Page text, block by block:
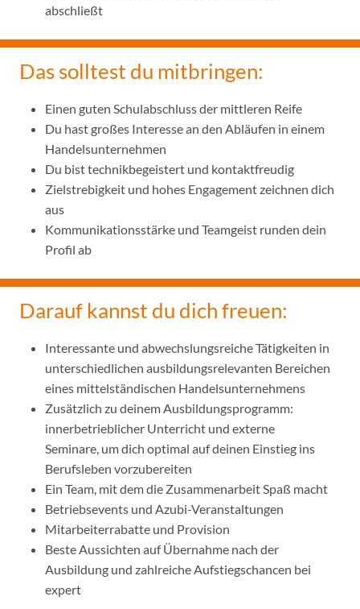
abschließt
Das solltest du mitbringen:
Einen guten Schulabschluss der mittleren Reife
Du hast großes Interesse an den Abläufen in einem
Handelsunternehmen
Du bist technikbegeistert und kontaktfreudig
Zielstrebigkeit und hohes Engagement zeichnen dich
aus
Kommunikationsstärke und Teamgeist runden dein
Profil ab
Darauf kannst du dich freuen:
Interessante und abwechslungsreiche Tätigkeiten in
unterschiedlichen ausbildungsrelevanten Bereichen
eines mittelständischen Handelsunternehmens
Zusätzlich zu deinem Ausbildungsprogramm:
innerbetrieblicher Unterricht und externe
Seminare, um dich optimal auf deinen Einstieg ins
Berufsleben vorzubereiten
Ein Team, mit dem die Zusammenarbeit Spaß macht
Betriebsevents und Azubi-Veranstaltungen
Mitarbeiterrabatte und Provision
Beste Aussichten auf Übernahme nach der
Ausbildung und zahlreiche Aufstiegschancen bei
expert